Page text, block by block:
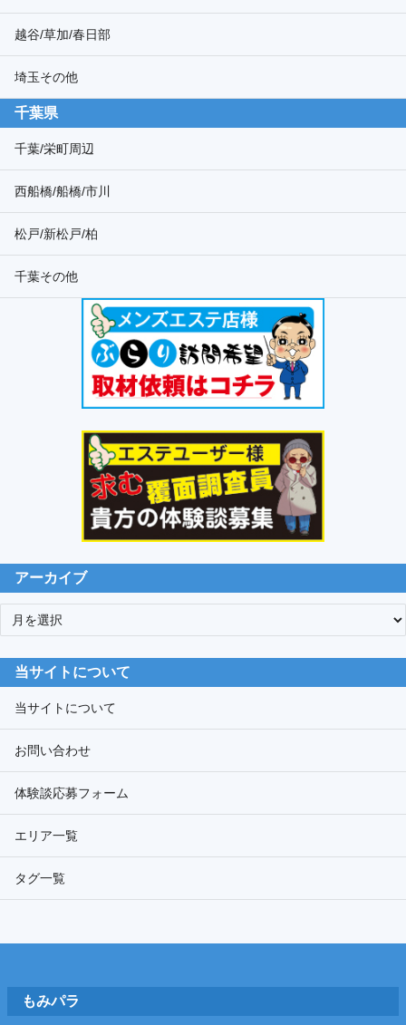
越谷/草加/春日部
埼玉その他
千葉県
千葉/栄町周辺
西船橋/船橋/市川
松戸/新松戸/柏
千葉その他
アーカイブ
ア
ー
カ
当サイトについて
当サイトについて
お問い合わせ
体験談応募フォーム
エリア一覧
タグ一覧
Footerもみパラ